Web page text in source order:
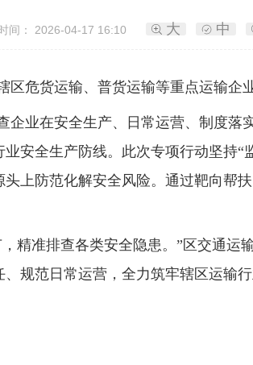
间： 2026-04-17 16:10 大 中
危货运输、普货运输等重点运输企
业在安全生产、日常运营、制度
安全生产防线。此次专项行动坚持
上防范化解安全风险。通过靶向帮
精准排查各类安全隐患。”区交通
规范日常运营，全力筑牢辖区运输